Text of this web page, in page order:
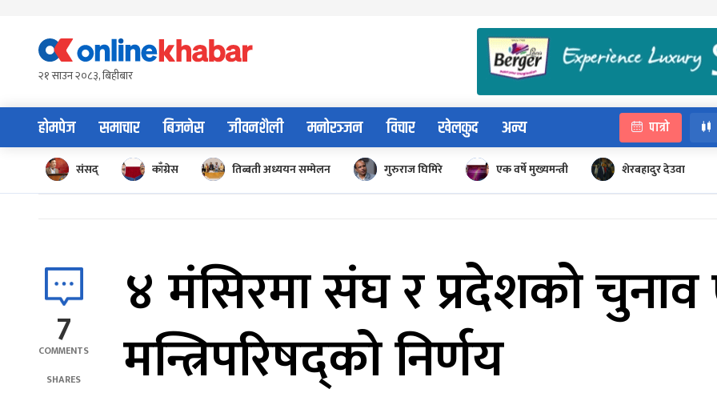
content२१ साउन २०८३, बिहीबार
होमपेज समाचार बिजनेस जीवनशैली मनोरञ्जन विचार खेलकुद अन्य पात्रो
संसद् काँग्रेस तिब्बती अध्ययन सम्मेलन गुरुराज घिमिरे एक वर्षे मुख्यमन्त्री शेरबहादुर देउवा
7
COMMENTS
SHARES
४ मंसिरमा संघ र प्रदेशको
मन्त्रिपरिषद्‌को निर्णय